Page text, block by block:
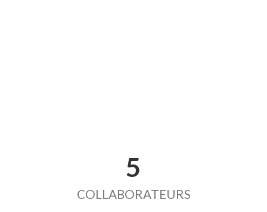
5
COLLABORATEURS